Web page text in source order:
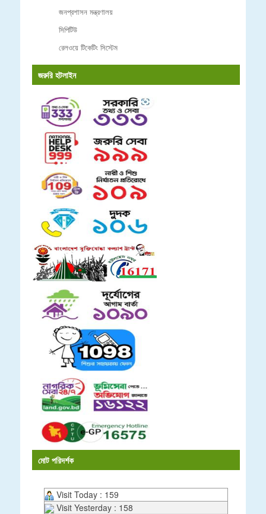
জনপ্রশাসন মন্ত্রণালয়
সিপিটিউ
রেলওয়ে টিকেটিং সিস্টেম
জরুরি হটলাইন
মোট পরিদর্শক
Visit Today : 159
Visit Yesterday : 158